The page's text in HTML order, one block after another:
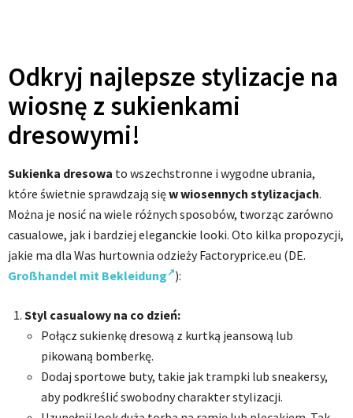
Odkryj najlepsze stylizacje na
wiosnę z sukienkami
dresowymi!
Sukienka dresowa to wszechstronne i wygodne ubrania,
które świetnie sprawdzają sięw wiosennych stylizacjach.
Można je nosić na wiele różnych sposobów, tworząc zarówno
casualowe, jak i bardziej eleganckie looki. Oto kilka propozycji,
jakie ma dla Was hurtownia odzieży Factoryprice.eu (DE.
Großhandel mit Bekleidung ):
Styl casualowy na co dzień:
Połącz sukienkę dresową z kurtką jeansową lub
pikowaną bomberkę.
Dodaj sportowe buty, takie jak trampki lub sneakersy,
aby podkreślić swobodny charakter stylizacji.